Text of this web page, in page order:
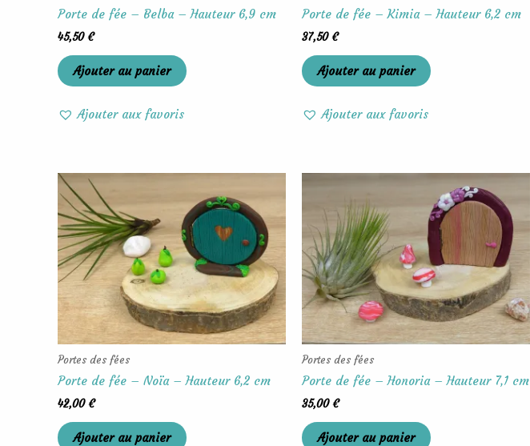
Porte de fée – Belba – Hauteur 6,9 cm
45,50€
Ajouter au panier
Ajouter aux favoris
Porte de fée – Kimia – Hauteur 6,2 cm
37,50€
Ajouter au panier
Ajouter aux favoris
Portes des fées
Porte de fée – Noïa – Hauteur 6,2 cm
42,00€
Ajouter au panier
Portes des fées
Porte de fée – Honoria – Hauteur 7,1 cm
35,00€
Ajouter au panier